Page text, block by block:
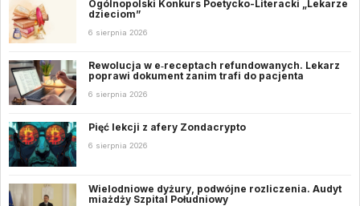
Ogólnopolski Konkurs Poetycko-Literacki „Lekarze
dzieciom”
6 sierpnia 2026
Rewolucja w e‑receptach refundowanych. Lekarz
poprawi dokument zanim trafi do pacjenta
6 sierpnia 2026
Pięć lekcji z afery Zondacrypto
6 sierpnia 2026
Wielodniowe dyżury, podwójne rozliczenia. Audyt
miażdży Szpital Południowy